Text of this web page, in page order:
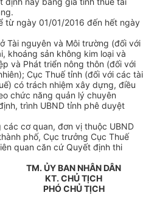
từ ngày 01/01/2016 đến hết ngày
Tài nguyên và Môi trường (đối với
khoáng sản không kim loại và
và Phát triển nông thôn (đối với
Cục Thuế tỉnh (đối với các tài
có trách nhiệm xây dựng, điều
chức năng quản lý chuyên
trình UBND tỉnh phê duyệt
các cơ quan, đơn vị thuộc UBND
phố, Cục trưởng Cục Thuế
quan căn cứ Quyết định thi
TM. ỦY BAN NHÂN DÂN
KT. CHỦ TỊCH
PHÓ CHỦ TỊCH